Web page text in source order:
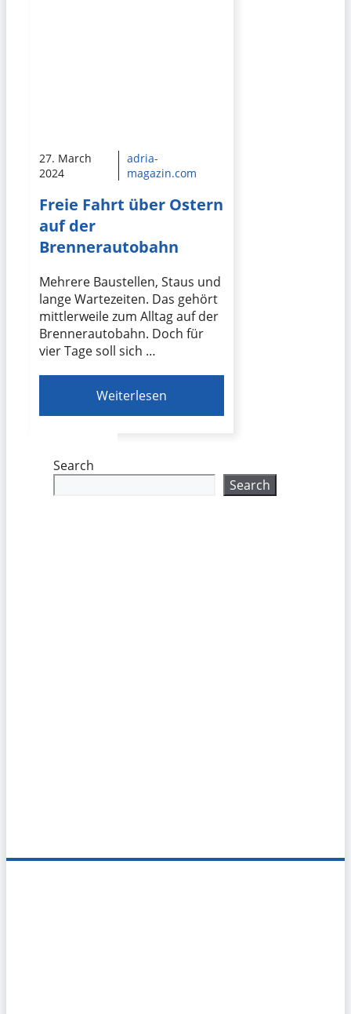
27. March
2024
adria-
magazin.com
Freie Fahrt über Ostern
auf der
Brennerautobahn
Mehrere Baustellen, Staus und
lange Wartezeiten. Das gehört
mittlerweile zum Alltag auf der
Brennerautobahn. Doch für
vier Tage soll sich …
Weiterlesen
Search
Search